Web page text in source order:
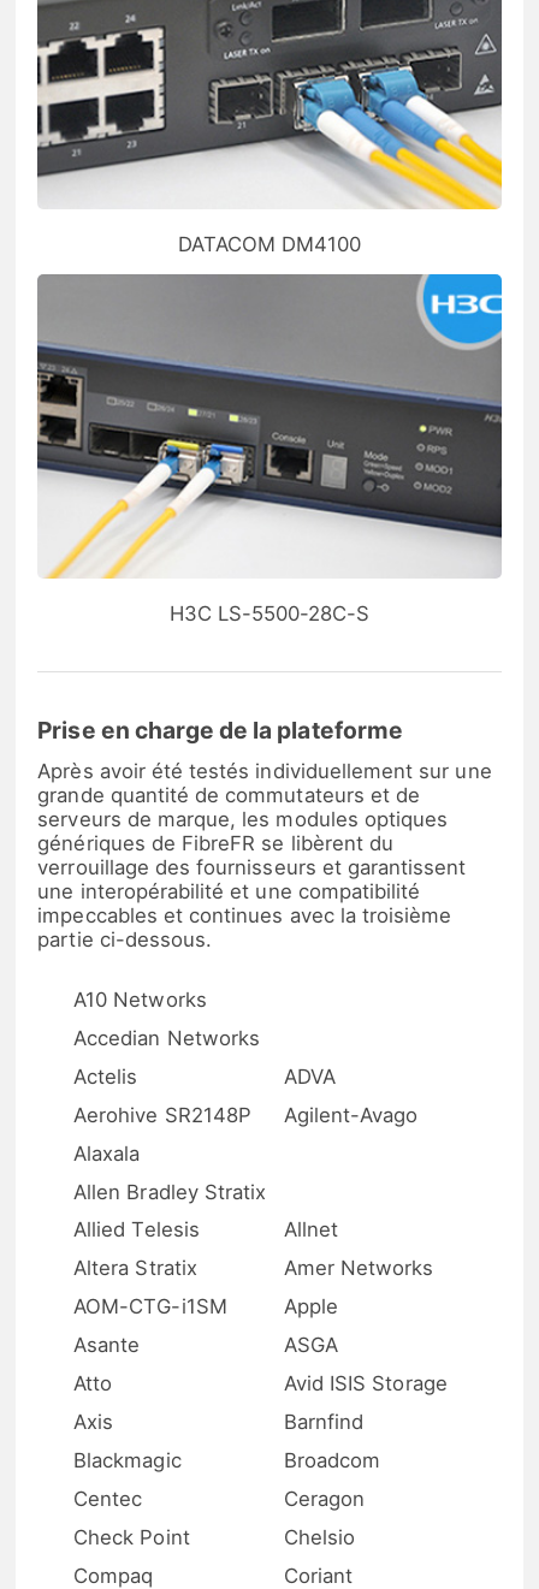
DATACOM DM4100
H3C LS-5500-28C-S
Prise en charge de la plateforme
Après avoir été testés individuellement sur une
grande quantité de commutateurs et de
serveurs de marque, les modules optiques
génériques de FibreFR se libèrent du
verrouillage des fournisseurs et garantissent
une interopérabilité et une compatibilité
impeccables et continues avec la troisième
partie ci-dessous.
A10 Networks
Accedian Networks
Actelis
ADVA
Aerohive SR2148P
Agilent-Avago
Alaxala
Allen Bradley Stratix
Allied Telesis
Allnet
Altera Stratix
Amer Networks
AOM-CTG-i1SM
Apple
Asante
ASGA
Atto
Avid ISIS Storage
Axis
Barnfind
Blackmagic
Broadcom
Centec
Ceragon
Check Point
Chelsio
Compaq
Coriant